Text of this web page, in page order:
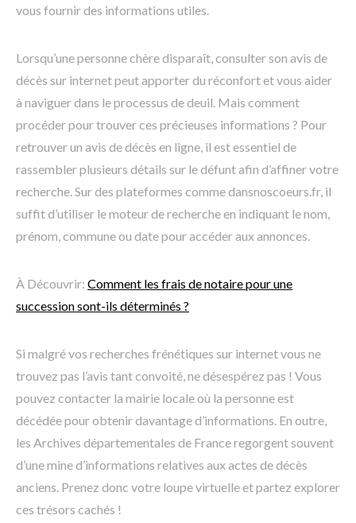
vous fournir des informations utiles.
Lorsqu’une personne chère disparaît, consulter son avis de
décès sur internet peut apporter du réconfort et vous aider
à naviguer dans le processus de deuil. Mais comment
procéder pour trouver ces précieuses informations ? Pour
retrouver un avis de décès en ligne, il est essentiel de
rassembler plusieurs détails sur le défunt afin d’affiner votre
recherche. Sur des plateformes comme dansnoscoeurs.fr, il
suffit d’utiliser le moteur de recherche en indiquant le nom,
prénom, commune ou date pour accéder aux annonces.
À Découvrir: Comment les frais de notaire pour une
succession sont-ils déterminés ?
Si malgré vos recherches frénétiques sur internet vous ne
trouvez pas l’avis tant convoité, ne désespérez pas ! Vous
pouvez contacter la mairie locale où la personne est
décédée pour obtenir davantage d’informations. En outre,
les Archives départementales de France regorgent souvent
d’une mine d’informations relatives aux actes de décès
anciens. Prenez donc votre loupe virtuelle et partez explorer
ces trésors cachés !